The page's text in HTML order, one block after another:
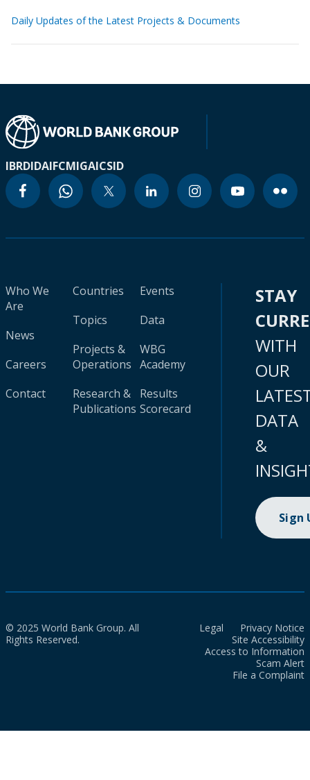
Daily Updates of the Latest Projects & Documents
IBRDIDAIFCMIGAICSID
Who We
Are
News
Careers
Contact
Countries
Topics
Projects &
Operations
Research &
Publications
Events
Data
WBG
Academy
Results
Scorecard
STAY
WITH
OUR
DATA
&
Sign
© 2025 World Bank Group. All
Rights Reserved.
Legal
Privacy Notice
Site Accessibility
Access to Information
Scam Alert
File a Complaint